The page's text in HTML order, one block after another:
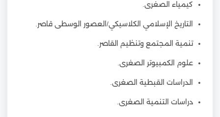
كيمياء الصغرى.
التاريخ الإسلامي الكلاسيكي/العصور الوسطى قاصر.
تنمية المجتمع وتنظيم القاصر.
علوم الكمبيوتر الصغرى.
الدراسات القبطية الصغرى.
دراسات التنمية الصغرى.